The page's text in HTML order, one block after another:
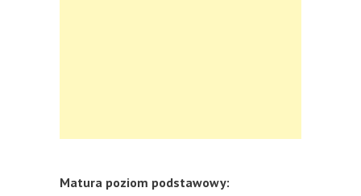
Matura poziom podstawowy: